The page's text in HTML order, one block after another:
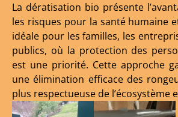
La dératisation bio présente
les risques pour la santé humaine
idéale pour les familles, les
publics, où la protection des
est une priorité. Cette approche
une élimination efficace des
plus respectueuse de l’écosystème